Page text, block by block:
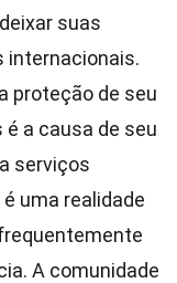
suas
internacionais.
proteção de seu
é a causa de seu
serviços
uma realidade
A comunidade